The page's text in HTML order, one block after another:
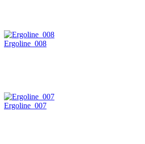
Ergoline_008
Ergoline_007